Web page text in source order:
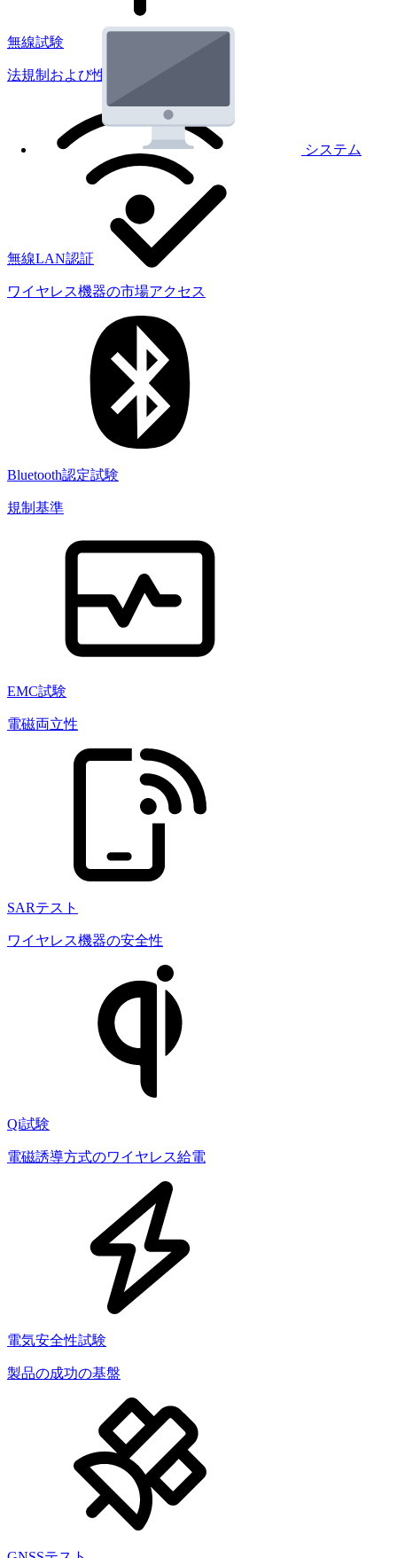
システム
無線試験
法規制および性能試験
無線LAN認証
ワイヤレス機器の市場アクセス
Bluetooth認定試験
規制基準
EMC試験
電磁両立性
SARテスト
ワイヤレス機器の安全性
Qi試験
電磁誘導方式のワイヤレス給電
電気安全性試験
製品の成功の基盤